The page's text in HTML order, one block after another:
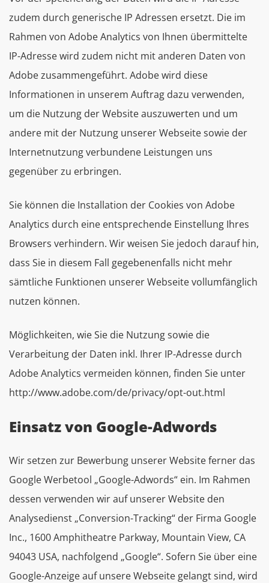
zudem durch generische IP Adressen ersetzt. Die im
Rahmen von Adobe Analytics von Ihnen übermittelte
IP-Adresse wird zudem nicht mit anderen Daten von
Adobe zusammengeführt. Adobe wird diese
Informationen in unserem Auftrag dazu verwenden,
um die Nutzung der Website auszuwerten und um
andere mit der Nutzung unserer Webseite sowie der
Internetnutzung verbundene Leistungen uns
gegenüber zu erbringen.
Sie können die Installation der Cookies von Adobe
Analytics durch eine entsprechende Einstellung Ihres
Browsers verhindern. Wir weisen Sie jedoch darauf hin,
dass Sie in diesem Fall gegebenenfalls nicht mehr
sämtliche Funktionen unserer Webseite vollumfänglich
nutzen können.
Möglichkeiten, wie Sie die Nutzung sowie die
Verarbeitung der Daten inkl. Ihrer IP-Adresse durch
Adobe Analytics vermeiden können, finden Sie unter
http://www.adobe.com/de/privacy/opt-out.html
Einsatz von Google-Adwords
Wir setzen zur Bewerbung unserer Website ferner das
Google Werbetool „Google-Adwords“ ein. Im Rahmen
dessen verwenden wir auf unserer Website den
Analysedienst „Conversion-Tracking“ der Firma Google
Inc., 1600 Amphitheatre Parkway, Mountain View, CA
94043 USA, nachfolgend „Google“. Sofern Sie über eine
Google-Anzeige auf unsere Webseite gelangt sind, wird